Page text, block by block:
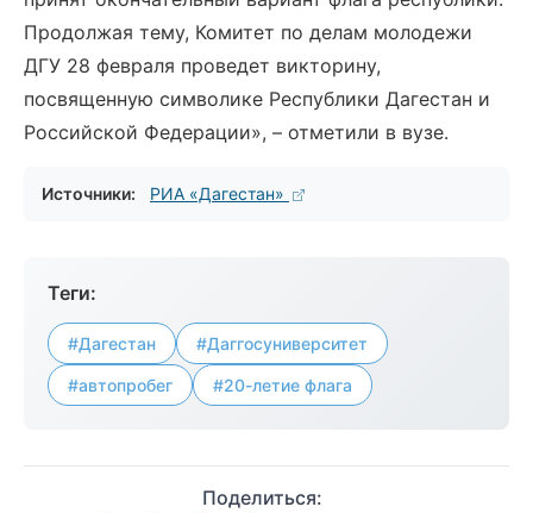
Продолжая тему, Комитет по делам молодежи
ДГУ 28 февраля проведет викторину,
посвященную символике Республики Дагестан и
Российской Федерации», – отметили в вузе.
Источники: РИА «Дагестан»
Теги:
#Дагестан #Даггосуниверситет
#автопробег #20-летие флага
Поделиться: